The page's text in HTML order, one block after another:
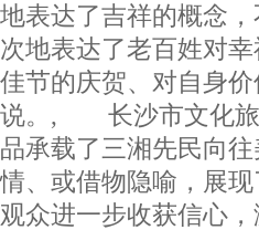
地表达了吉祥的概念
次地表达了老百姓对
佳节的庆贺、对自身
说。, 长沙市文化旅
品承载了三湘先民向
情、或借物隐喻，展
观众进一步收获信心